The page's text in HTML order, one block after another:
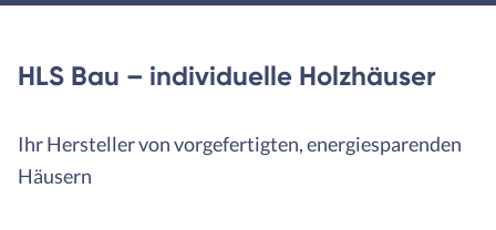
HLS Bau – individuelle Holzhäuser
Ihr Hersteller von vorgefertigten, energiesparenden
Häusern